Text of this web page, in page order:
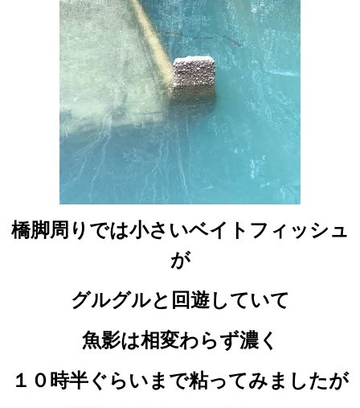
橋脚周りでは小さいベイトフィッシュ
が
グルグルと回遊していて
魚影は相変わらず濃く
１０時半ぐらいまで粘ってみましたが